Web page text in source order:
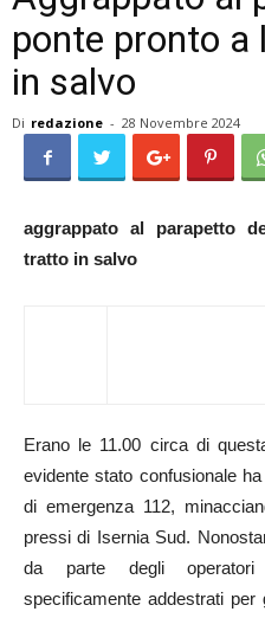
ponte pronto
in salvo
Di redazione - 28 Novembre 2024
aggrappato al parapetto
tratto in salvo
Erano le 11.00 circa di
evidente stato confusionale
di emergenza 112,
pressi di Isernia Sud.
da parte degli operatori
specificamente addestrati